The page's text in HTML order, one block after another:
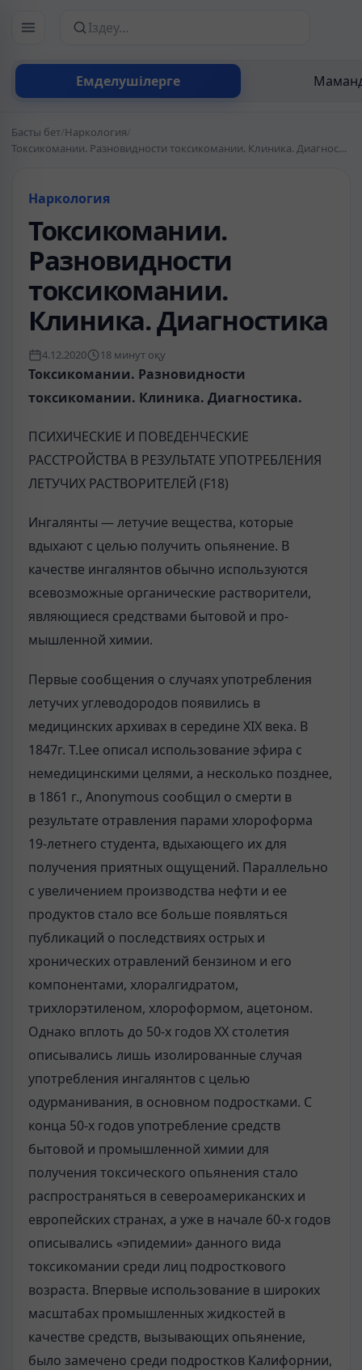
Емделушілерге
Сайттан іздеу
Басты бет/Наркология/
Токсикомании. Разновидности токсикомании. Клиника. Диагностика
Наркология
Токсикомании.
Разновидности
токсикомании.
Клиника. Диагностика
4.12.2020 18 минут оқу
Токсикомании. Разновидности
токсикомании. Клиника. Диагностика.
ПСИХИЧЕСКИЕ И ПОВЕДЕНЧЕСКИЕ
РАССТРОЙСТВА В РЕЗУЛЬТАТЕ УПОТРЕБЛЕНИЯ
ЛЕТУЧИХ РАСТВОРИТЕЛЕЙ (F18)
Ингалянты — летучие вещества, которые
вдыхают с целью получить опьянение. В
качестве ингалянтов обычно используются
всевозможные органические растворители,
являющиеся средствами бытовой и про­
мышленной химии.
Первые сообщения о случаях употребления
летучих углеводородов появились в
медицинских архивах в середине XIX века. В
1847г. Т.Lee опи­сал использование эфира с
немедицинскими целями, а несколько по­зднее,
в 1861 г., Anonymous сообщил о смерти в
результате отравления парами хлороформа
19-летнего студента, вдыхающего их для
получения приятных ощущений. Параллельно
с увеличением производства нефти и ее
продуктов стало все больше появляться
публикаций о последствиях острых и
хронических отравлений бензином и его
компонентами, хлорал­гидратом,
трихлорэтиленом, хлороформом, ацетоном.
Однако вплоть до 50-х годов XX столетия
описывались лишь изолированные случая
упот­ребления ингалянтов с целью
одурманивания, в основном подростками. С
конца 50-х годов употребление средств
бытовой и промышленной хи­мии для
получения токсического опьянения стало
распространяться в североамериканских и
европейских странах, а уже в начале 60-х годов
описывались «эпидемии» данного вида
токсикомании среди лиц подрос­ткового
возраста. Впервые использование в широких
масштабах промыш­ленных жидкостей в
качестве средств, вызывающих опьянение,
было за­мечено среди подростков Калифорнии,